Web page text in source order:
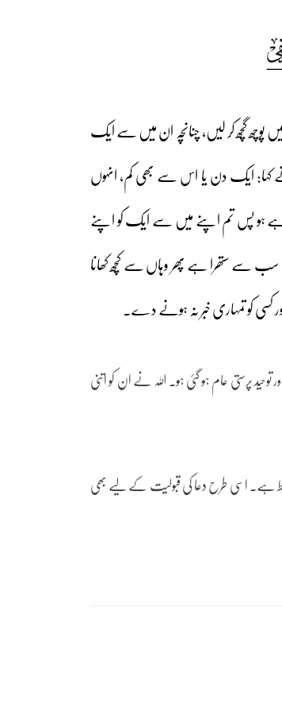
پوچھ گچھ کر لیں، چنانچہ ان میں سے ایک
کہا: ایک دن یا اس سے بھی کم، انہوں
ہو پس تم اپنے میں سے ایک کو اپنے
سب سے ستھرا ہے پھر وہاں سے کچھ کھانا
کو تمہاری خبر نہ ہونے دے۔
پرستی عام ہو گئی ہو۔ اللہ نے ان کو اتنی
ہے۔ اسی طرح دعا کی قبولیت کے لیے بھی